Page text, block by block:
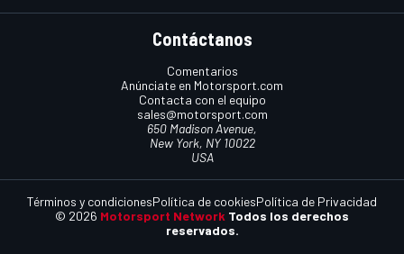
Contáctanos
Comentarios
Anúnciate en Motorsport.com
Contacta con el equipo
sales@motorsport.com
650 Madison Avenue,
New York, NY 10022
USA
© 2026 Motorsport Network Todos los derechos
reservados.
Términos y condicionesPolítica de cookiesPolítica de Privacidad